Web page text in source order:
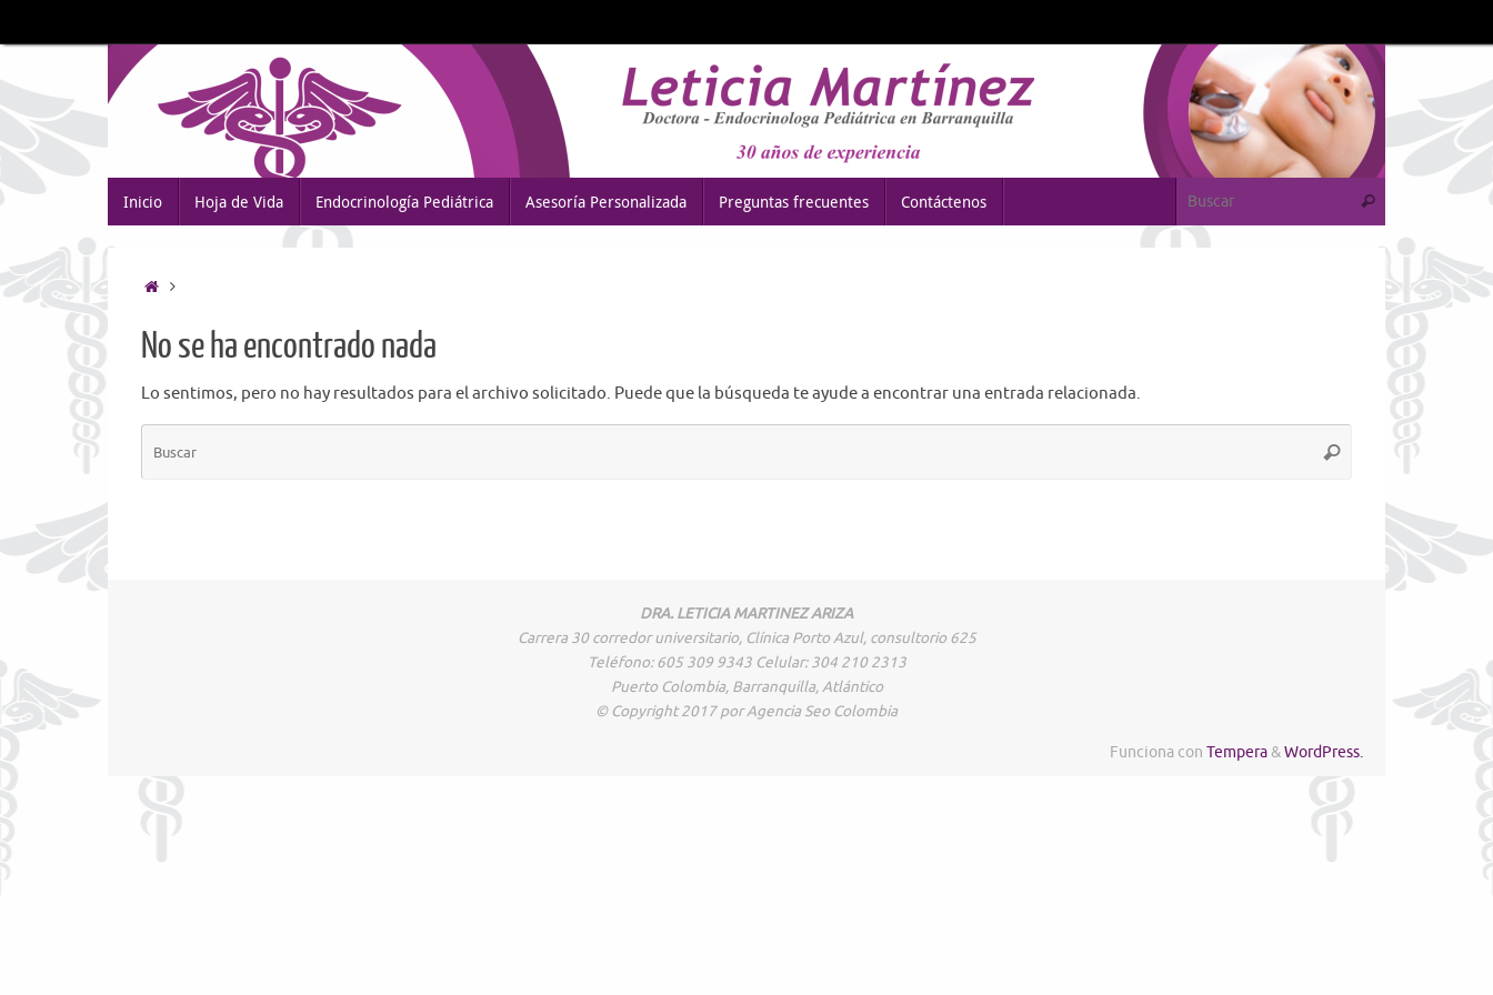
al
Inicio Hoja de Vida Endocrinología Pediátrica Asesoría Personalizada Preguntas frecuentes Contáctenos
Búsqueda
Buscar
Inicio
No se ha encontrado nada
Lo sentimos, pero no hay resultados para el archivo solicitado. Puede que la búsqueda te ayude a encontrar una entrada relacionada.
Búsqueda
Buscar
DRA. LETICIA MARTINEZ ARIZA
Carrera 30 corredor universitario, Clínica Porto Azul, consultorio 625
Teléfono: 605 309 9343 Celular: 304 210 2313
Puerto Colombia, Barranquilla, Atlántico
© Copyright 2017 por Agencia Seo Colombia
Funciona con Tempera&WordPress.